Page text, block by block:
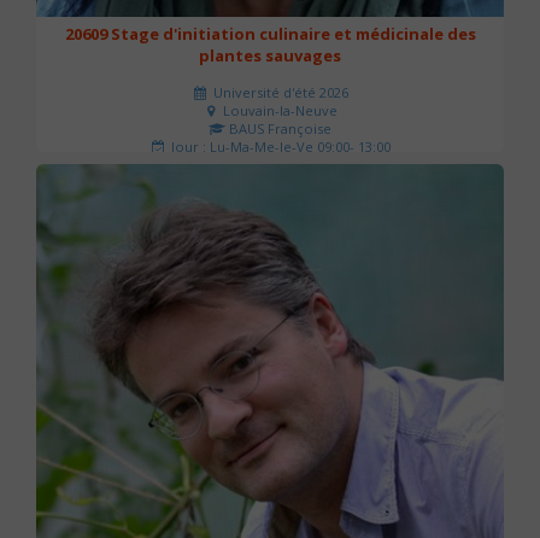
20609 Stage d'initiation culinaire et médicinale des
plantes sauvages
Université d'été 2026
Louvain-la-Neuve
BAUS Françoise
Jour : Lu-Ma-Me-Je-Ve 09:00- 13:00
Nombre de séances : 3